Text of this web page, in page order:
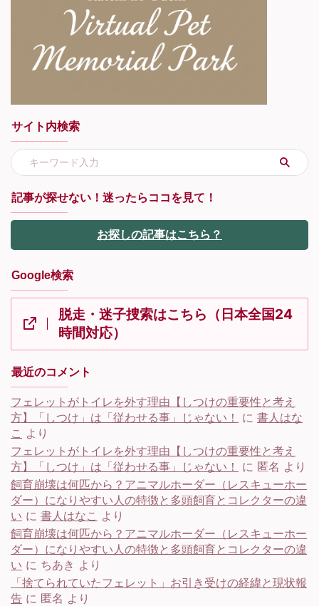
サイト内検索
記事が探せない！迷ったらココを見て！
お探しの記事はこちら？
Google検索
脱走・迷子捜索はこちら（日本全国24
時間対応）
最近のコメント
フェレットがトイレを外す理由【しつけの重要性と考え
方】「しつけ」は「従わせる事」じゃない！
に 書人はな
こ より
フェレットがトイレを外す理由【しつけの重要性と考え
方】「しつけ」は「従わせる事」じゃない！
に 匿名 より
飼育崩壊は何匹から？アニマルホーダー（レスキューホー
ダー）になりやすい人の特徴と多頭飼育とコレクターの違
い に 書人はなこ より
飼育崩壊は何匹から？アニマルホーダー（レスキューホー
ダー）になりやすい人の特徴と多頭飼育とコレクターの違
い に ちあき より
「捨てられていたフェレット」お引き受けの経緯と現状報
告 に 匿名 より